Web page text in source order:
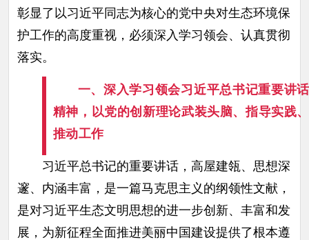
彰显了以习近平同志为核心的党中央对生态环境保
护工作的高度重视，必须深入学习领会、认真贯彻
落实。
一、深入学习领会习近平总书记重要讲话
精神，以党的创新理论武装头脑、指导实践、
推动工作
习近平总书记的重要讲话，高屋建瓴、思想深
邃、内涵丰富，是一篇马克思主义的纲领性文献，
是对习近平生态文明思想的进一步创新、丰富和发
展，为新征程全面推进美丽中国建设提供了根本遵